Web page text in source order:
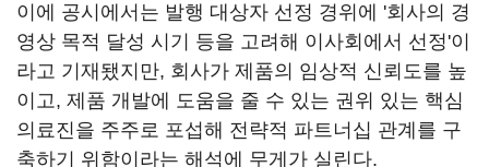
이에 공시에서는 발행 대상자 선정 경위에 '회사의 경
영상 목적 달성 시기 등을 고려해 이사회에서 선정'이
라고 기재됐지만, 회사가 제품의 임상적 신뢰도를 높
이고, 제품 개발에 도움을 줄 수 있는 권위 있는 핵심
의료진을 주주로 포섭해 전략적 파트너십 관계를 구
축하기 위함이라는 해석에 무게가 실린다.